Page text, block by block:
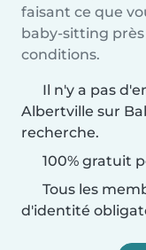
faisant ce que
baby-sitting près
conditions.
Il n'y a pas
Albertville sur
recherche.
100% gratuit
Tous les
d'identité